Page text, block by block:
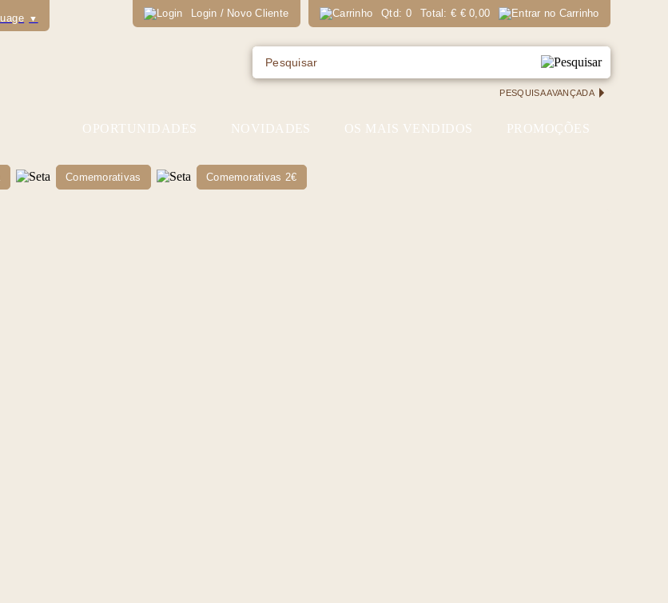
▼ Login / Novo Cliente Qtd: 0 Total: € € 0,00
PESQUISA AVANÇADA
OPORTUNIDADES NOVIDADES OS MAIS VENDIDOS PROMOÇÕES
Comemorativas Comemorativas 2€